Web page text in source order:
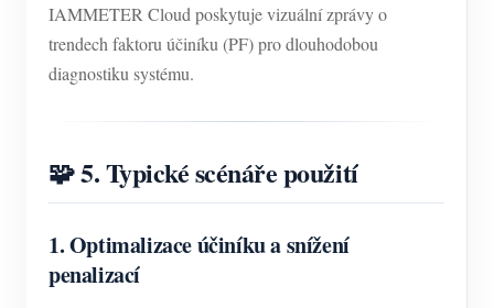
IAMMETER Cloud poskytuje vizuální zprávy o
trendech faktoru účiníku (PF) pro dlouhodobou
diagnostiku systému.
🧩 5. Typické scénáře použití
1. Optimalizace účiníku a snížení
penalizací